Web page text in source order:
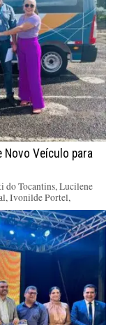
Novo Veículo para
do Tocantins, Lucilene
Ivonilde Portel,